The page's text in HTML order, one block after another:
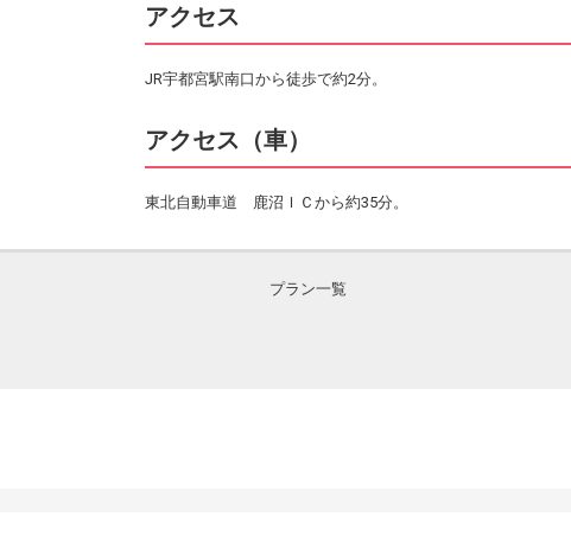
アクセス
JR宇都宮駅南口から徒歩で約2分。
アクセス（車）
東北自動車道 鹿沼ＩＣから約35分。
プラン一覧